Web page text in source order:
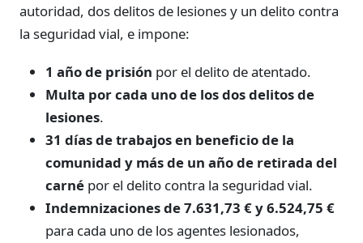
autoridad, dos delitos de lesiones y un delito contra
la seguridad vial, e impone:
1 año de prisión por el delito de atentado.
Multa por cada uno de los dos delitos de
lesiones.
31 días de trabajos en beneficio de la
comunidad y más de un año de retirada del
carné por el delito contra la seguridad vial.
Indemnizaciones de 7.631,73 € y 6.524,75 €
para cada uno de los agentes lesionados,